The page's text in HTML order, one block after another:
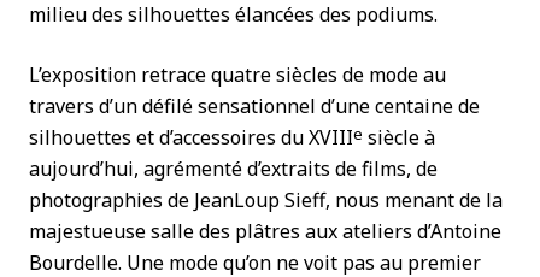
milieu des silhouettes élancées des podiums.
L’exposition retrace quatre siècles de mode au
travers d’un défilé sensationnel d’une centaine de
silhouettes et d’accessoires du XVIIIe siècle à
aujourd’hui, agrémenté d’extraits de films, de
photographies de JeanLoup Sieff, nous menant de la
majestueuse salle des plâtres aux ateliers d’Antoine
Bourdelle. Une mode qu’on ne voit pas au premier